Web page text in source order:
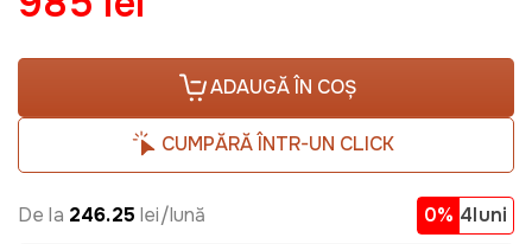
ADAUGĂ ÎN COȘ
CUMPĂRĂ ÎNTR-UN CLICK
De la 246.25 lei/lună 0% 4luni